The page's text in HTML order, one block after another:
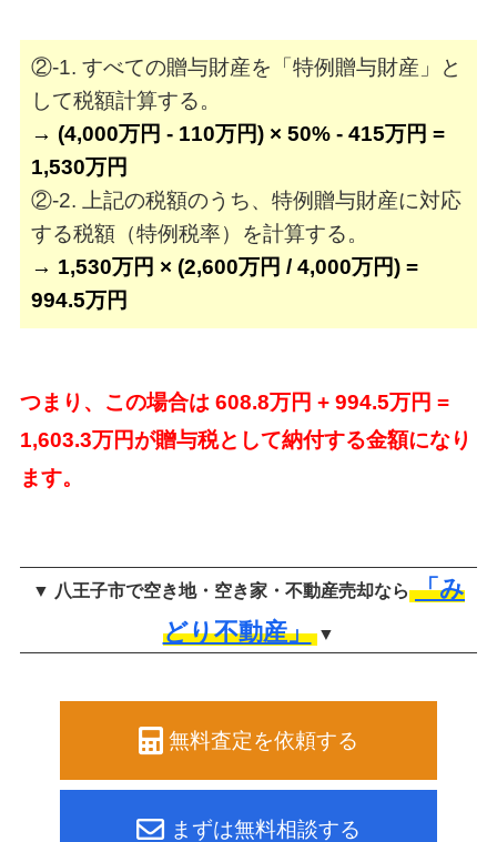
②-1. すべての贈与財産を「特例贈与財産」と
して税額計算する。
→ (4,000万円 - 110万円) × 50% - 415万円 =
1,530万円
②-2. 上記の税額のうち、特例贈与財産に対応
する税額（特例税率）を計算する。
→ 1,530万円 × (2,600万円 / 4,000万円) =
994.5万円
つまり、この場合は 608.8万円 + 994.5万円 =
1,603.3万円が贈与税として納付する金額になり
ます。
▼ 八王子市で空き地・空き家・不動産売却なら 「み
どり不動産」 ▼
無料査定を依頼する
まずは無料相談する